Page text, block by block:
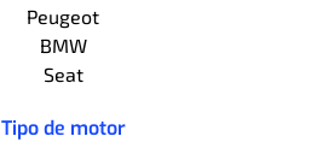
Peugeot
BMW
Seat
Tipo de motor